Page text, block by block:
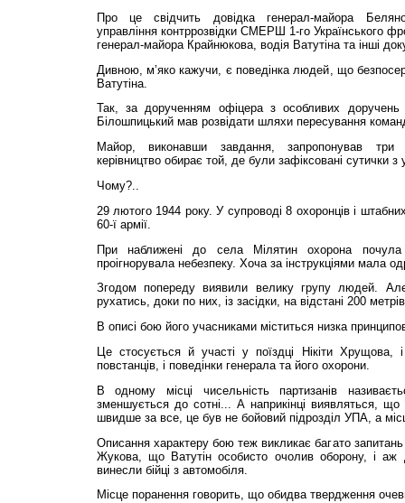
Про це свідчить довідка генерал-майора
управління контррозвідки СМЕРШ 1-го Українського
генерал-майора Крайнюкова, водія Ватутіна та інші
Дивною, м’яко кажучи, є поведінка людей, що
Ватутіна.
Так, за дорученням офіцера з особливих доручень
Білошпицький мав розвідати шляхи пересування
Майор, виконавши завдання, запропонував три
керівництво обирає той, де були зафіксовані сутички
Чому?..
29 лютого 1944 року. У супроводі 8 охоронців і
60-ї армії.
При наближені до села Мілятин охорона почула
проігнорувала небезпеку. Хоча за інструкціями мала
Згодом попереду виявили велику групу людей.
рухатись, доки по них, із засідки, на відстані 200
В описі бою його учасниками міститься низка
Це стосується й участі у поїздці Нікіти Хрущова, і
повстанців, і поведінки генерала та його охорони.
В одному місці чисельність партизанів
зменшується до сотні... А наприкінці виявляться, що
швидше за все, це був не бойовий підрозділ УПА, а
Описання характеру бою теж викликає багато
Жукова, що Ватутін особисто очолив оборону, і аж
винесли бійці з автомобіля.
Місце поранення говорить, що обидва твердження